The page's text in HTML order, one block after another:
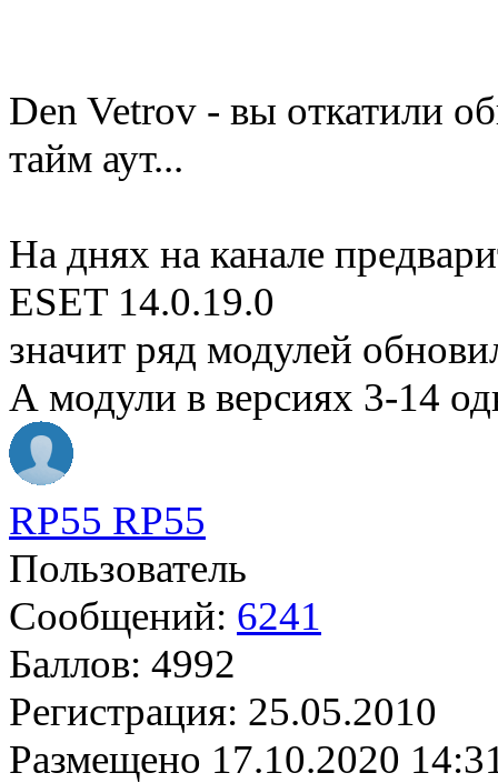
Den Vetrov - вы откатили
тайм аут...
На днях на канале
ESET 14.0.19.0
значит ряд модулей
А модули в версиях 3-14
RP55 RP55
Пользователь
Сообщений: 6241
Баллов: 4992
Регистрация: 25.05.2010
Размещено 17.10.2020